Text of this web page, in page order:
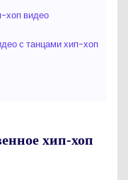
хоп видео
с танцами хип-хоп
хип-хоп